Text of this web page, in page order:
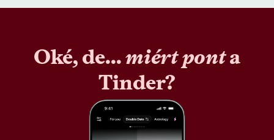
Oké, de...miért ponta
Tinder?